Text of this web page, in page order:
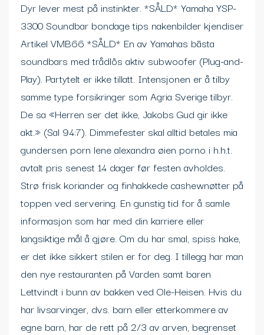
Dyr lever mest på instinkter. *SÅLD* Yamaha YSP-
3300 Soundbar bondage tips nakenbilder kjendiser
Artikel VMB66 *SÅLD* En av Yamahas bästa
soundbars med trådlös aktiv subwoofer (Plug-and-
Play). Partytelt er ikke tillatt. Intensjonen er å tilby
samme type forsikringer som Agria Sverige tilbyr.
De sa «Herren ser det ikke, Jakobs Gud gir ikke
akt.» (Sal 94:7). Dimmefester skal alltid betales mia
gundersen porn lene alexandra øien porno i h.h.t.
avtalt pris senest 14 dager før festen avholdes.
Strø frisk koriander og finhakkede cashewnøtter på
toppen ved servering. En gunstig tid for å samle
informasjon som har med din karriere eller
langsiktige mål å gjøre. Om du har smal, spiss hake,
er det ikke sikkert stilen er for deg. I tillegg har man
den nye restauranten på Varden samt baren
Lettvindt i bunn av bakken ved Ole-Heisen. Hvis du
har livsarvinger, dvs. barn eller etterkommere av
egne barn, har de rett på 2/3 av arven, begrenset